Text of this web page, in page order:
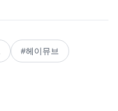
#헤이뮤브